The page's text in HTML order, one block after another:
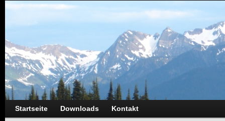
Startseite Downloads Kontakt